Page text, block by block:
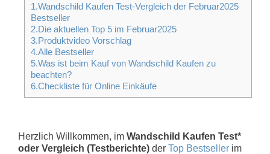
1.Wandschild Kaufen Test-Vergleich der Februar2025
Bestseller
2.Die aktuellen Top 5 im Februar2025
3.Produktvideo Vorschlag
4.Alle Bestseller
5.Was ist beim Kauf von Wandschild Kaufen zu
beachten?
6.Checkliste für Online Einkäufe
Herzlich Willkommen, im Wandschild Kaufen Test*
oder Vergleich (Testberichte) der Top Bestseller im